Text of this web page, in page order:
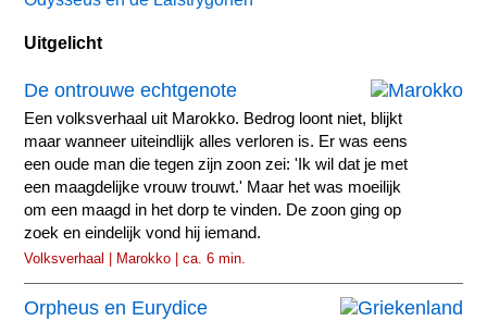
Uitgelicht
De ontrouwe echtgenote
Een volksverhaal uit Marokko. Bedrog loont niet, blijkt
maar wanneer uiteindlijk alles verloren is. Er was eens
een oude man die tegen zijn zoon zei: 'Ik wil dat je met
een maagdelijke vrouw trouwt.' Maar het was moeilijk
om een maagd in het dorp te vinden. De zoon ging op
zoek en eindelijk vond hij iemand.
Volksverhaal | Marokko | ca. 6 min.
Orpheus en Eurydice